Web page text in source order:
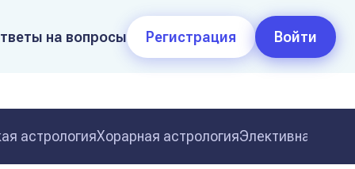
на вопросы Регистрация Войти
астрологияХорарная астрологияЭлективная